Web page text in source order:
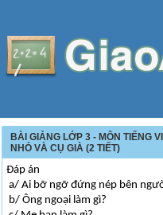
BÀI GIẢNG LỚP 3 - MÔN TIẾNG
NHỎ VÀ CỤ GIÀ (2 TIẾT)
Đáp án
a/ Ai bỡ ngỡ đứng nép bên
b/ Ông ngoại làm gì?